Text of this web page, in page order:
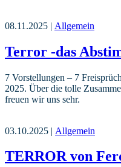
08.11.2025 | Allgemein
Terror -das
7 Vorstellungen – 7
2025. Über die tolle
freuen wir uns sehr.
03.10.2025 | Allgemein
TERROR von